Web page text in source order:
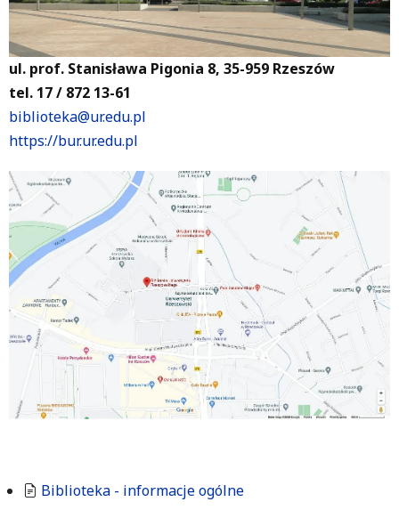
ul. prof. Stanisława Pigonia 8, 35-959 Rzeszów
tel. 17 / 872 13-61
biblioteka@ur.edu.pl
https://bur.ur.edu.pl
Biblioteka - informacje ogólne